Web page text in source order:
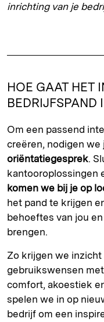
inrichting van je
HOE GAAT HET
BEDRIJFSPAND
Om een passend
creëren, nodigen we
oriëntatiegesprek.
kantooroplossingen
komen we bij je op
het pand te krijgen
behoeftes van jou
brengen.
Zo krijgen we
gebruikswensen
comfort, akoestiek
spelen we in op
bedrijf om een